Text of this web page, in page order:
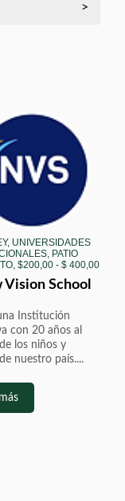
UNIVERSIDADES
PATIO
$200,00 - $ 400,00
Vision School
Institución
con 20 años al
los niños y
nuestro país....